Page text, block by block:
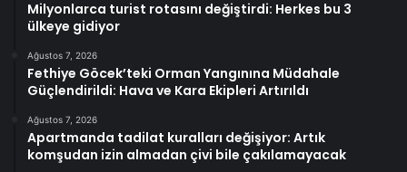
Milyonlarca turist rotasını değiştirdi: Herkes bu 3
ülkeye gidiyor
Ağustos 7, 2026
Fethiye Göcek’teki Orman Yangınına Müdahale
Güçlendirildi: Hava ve Kara Ekipleri Artırıldı
Ağustos 7, 2026
Apartmanda tadilat kuralları değişiyor: Artık
komşudan izin almadan çivi bile çakılamayacak